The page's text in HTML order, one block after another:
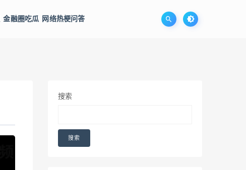
金融圈吃瓜 网络热梗问答
搜索
搜索